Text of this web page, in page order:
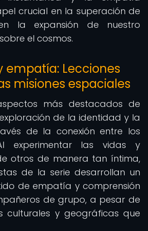
crucial en la superación de
la expansión de nuestro
el cosmos.
empatía: Lecciones
misiones espaciales
más destacados de
exploración de la identidad y la
de la conexión entre los
experimentar las vidas y
otros de manera tan íntima,
de la serie desarrollan un
de empatía y comprensión
de grupo, a pesar de
culturales y geográficas que